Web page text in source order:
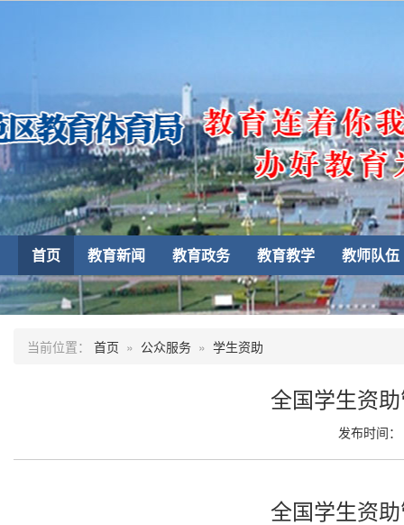
首页 教育新闻 教育政务 教育教学 教师队伍
当前位置： 首页 » 公众服务 » 学生资助
全国学生资
发布时间
全国学生资